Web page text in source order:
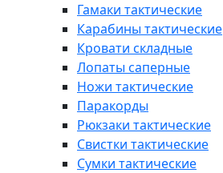
Гамаки тактические
Карабины тактические
Кровати складные
Лопаты саперные
Ножи тактические
Паракорды
Рюкзаки тактические
Свистки тактические
Сумки тактические